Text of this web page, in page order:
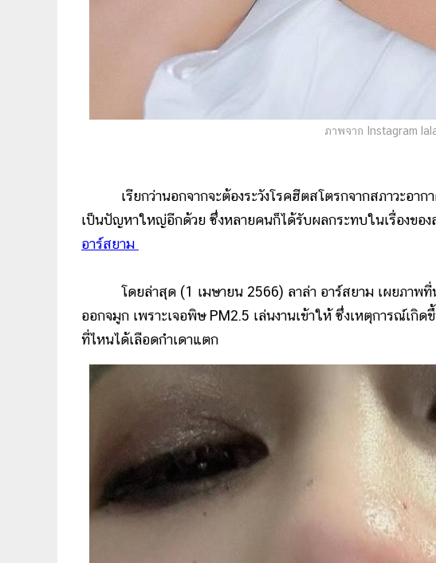
ภาพจาก Instagram
เรียกว่านอกจากจะต้องระวังโรคฮีตสโตรกจากสภาวะอากา
เป็นปัญหาใหญ่อีกด้วย ซึ่งหลายคนก็ได้รับผลกระทบในเรื่องขอ
อาร์สยาม
โดยล่าสุด (1 เมษายน 2566) ลาล่า อาร์สยาม เผยภาพที่น่
ออกจมูก เพราะเจอพิษ PM2.5 เล่นงานเข้าให้ ซึ่งเหตุการณ์เกิ
ที่ไหนได้เลือดกำเดาแตก